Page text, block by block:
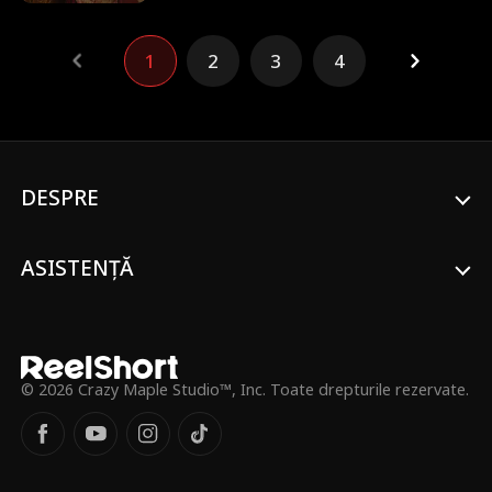
pionul devine jucător. Cu avantajul
amintirilor din viața trecută, sufletul blând
se transformă într-o 'nebună' nemiloasă,
1 2 3 4
DESPRE
ASISTENȚĂ
© 2026 Crazy Maple Studio™, Inc. Toate drepturile rezervate.